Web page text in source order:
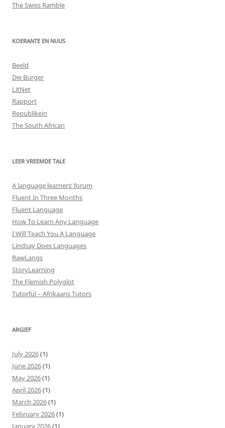
The Swiss Ramble
KOERANTE EN NUUS
Beeld
Die Burger
LitNet
Rapport
Republikein
The South African
LEER VREEMDE TALE
A language learners’ forum
Fluent In Three Months
Fluent Language
How To Learn Any Language
I Will Teach You A Language
Lindsay Does Languages
RawLangs
StoryLearning
The Flemish Polyglot
Tutorful – Afrikaans Tutors
ARGIEF
July 2026(1)
June 2026(1)
May 2026(1)
April 2026(1)
March 2026(1)
February 2026(1)